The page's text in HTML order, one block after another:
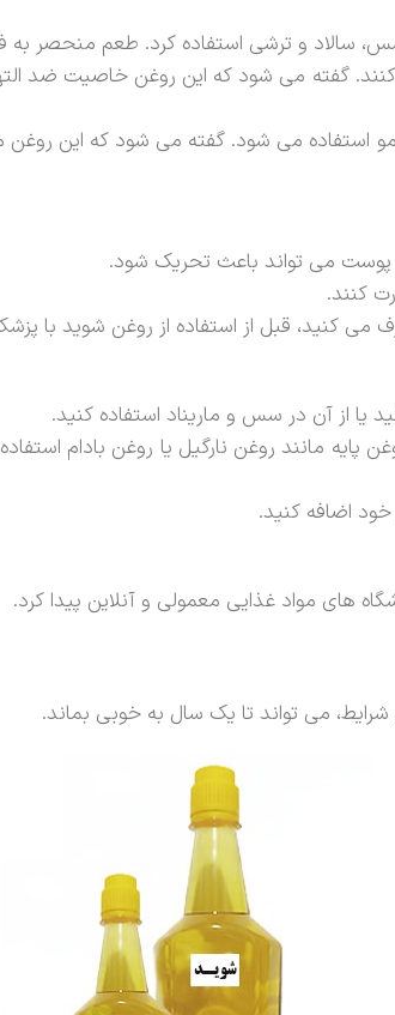
سالاد و ترشی استفاده کرد. طعم منحصر
کنند. گفته می شود که این روغن خاصیت
استفاده می شود. گفته می شود که این
پوست می تواند باعث تحریک شود.
کنند.
کنید، قبل از استفاده از روغن شوید با
یا از آن در سس و ماریناد استفاده کنید.
مانند روغن نارگیل یا روغن بادام
اضافه کنید.
های مواد غذایی معمولی و آنلاین پیدا کرد.
شرایط، می تواند تا یک سال به خوبی بماند.